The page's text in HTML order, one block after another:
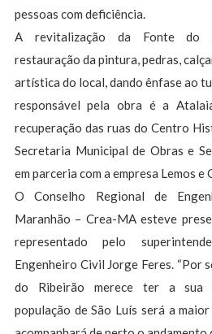
pessoas com deficiência.
A revitalização da Fonte do
restauração da pintura, pedras,
artística do local, dando ênfase ao
responsável pela obra é a
recuperação das ruas do Centro
Secretaria Municipal de Obras e
em parceria com a empresa Lemos e
O Conselho Regional de
Maranhão – Crea-MA esteve
representado pelo
Engenheiro Civil Jorge Feres. “Por
do Ribeirão merece ter a sua
população de São Luís será a